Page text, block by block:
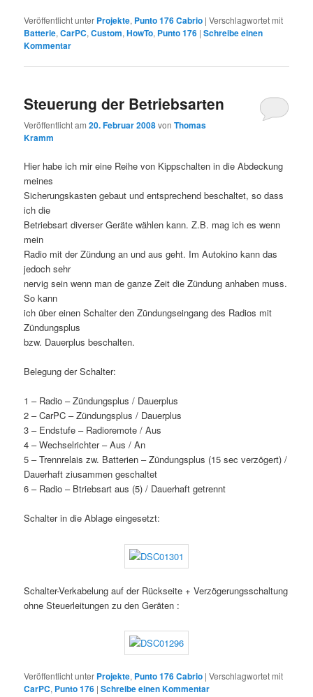
Veröffentlicht unter Projekte, Punto 176 Cabrio |Verschlagwortet mit
Batterie,CarPC,Custom,HowTo, Punto 176 |Schreibe einen
Kommentar
Steuerung der Betriebsarten
Veröffentlicht am20. Februar 2008vonThomas
Kramm
Hier habe ich mir eine Reihe von Kippschalten in die Abdeckung
meines
Sicherungskasten gebaut und entsprechend beschaltet, so dass
ich die
Betriebsart diverser Geräte wählen kann. Z.B. mag ich es wenn
mein
Radio mit der Zündung an und aus geht. Im Autokino kann das
jedoch sehr
nervig sein wenn man de ganze Zeit die Zündung anhaben muss.
So kann
ich über einen Schalter den Zündungseingang des Radios mit
Zündungsplus
bzw. Dauerplus beschalten.
Belegung der Schalter:
1 – Radio – Zündungsplus / Dauerplus
2 – CarPC – Zündungsplus / Dauerplus
3 – Endstufe – Radioremote / Aus
4 – Wechselrichter – Aus / An
5 – Trennrelais zw. Batterien – Zündungsplus (15 sec verzögert) /
Dauerhaft ziusammen geschaltet
6 – Radio – Btriebsart aus (5) / Dauerhaft getrennt
Schalter in die Ablage eingesetzt:
Schalter-Verkabelung auf der Rückseite + Verzögerungsschaltung
ohne Steuerleitungen zu den Geräten :
Veröffentlicht unter Projekte, Punto 176 Cabrio |Verschlagwortet mit
CarPC, Punto 176 |Schreibe einen Kommentar